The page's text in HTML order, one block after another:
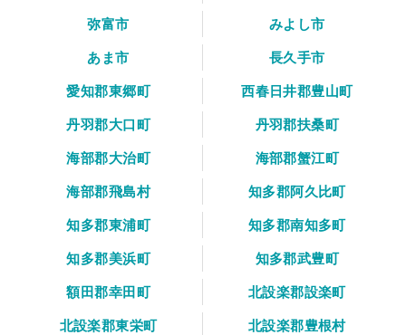
弥富市
みよし市
あま市
長久手市
愛知郡東郷町
西春日井郡豊山町
丹羽郡大口町
丹羽郡扶桑町
海部郡大治町
海部郡蟹江町
海部郡飛島村
知多郡阿久比町
知多郡東浦町
知多郡南知多町
知多郡美浜町
知多郡武豊町
額田郡幸田町
北設楽郡設楽町
北設楽郡東栄町
北設楽郡豊根村